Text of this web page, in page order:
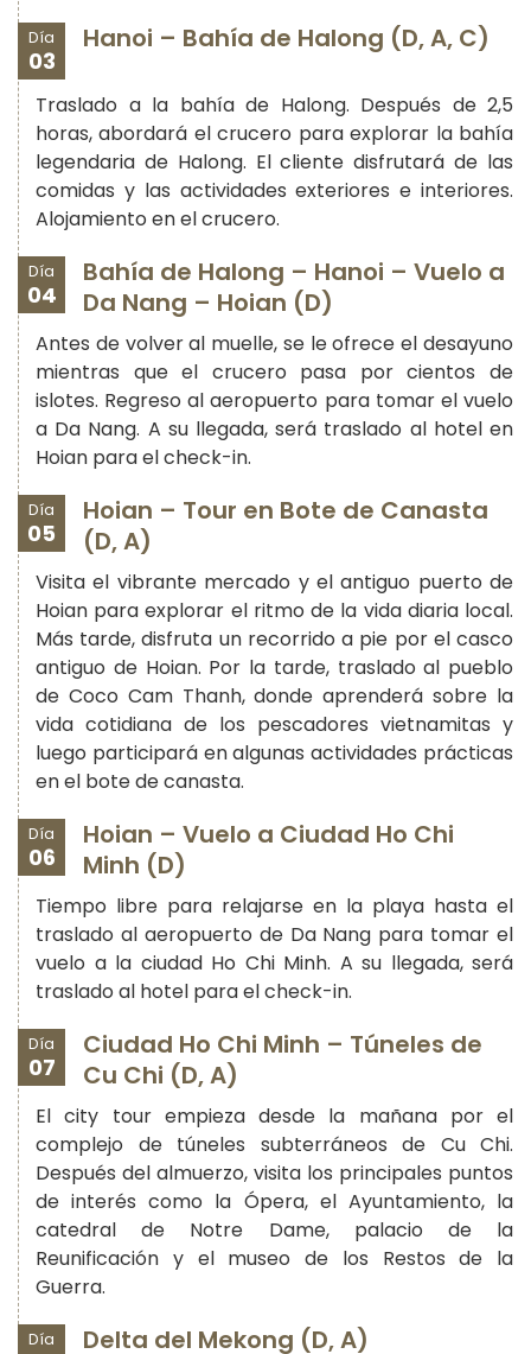
Día
03
Hanoi – Bahía de Halong (D, A, C)
Traslado a la bahía de Halong. Después de 2,5
horas, abordará el crucero para explorar la bahía
legendaria de Halong. El cliente disfrutará de las
comidas y las actividades exteriores e interiores.
Alojamiento en el crucero.
Día
04
Bahía de Halong – Hanoi – Vuelo a
Da Nang – Hoian (D)
Antes de volver al muelle, se le ofrece el desayuno
mientras que el crucero pasa por cientos de
islotes. Regreso al aeropuerto para tomar el vuelo
a Da Nang. A su llegada, será traslado al hotel en
Hoian para el check-in.
Día
05
Hoian – Tour en Bote de Canasta
(D, A)
Visita el vibrante mercado y el antiguo puerto de
Hoian para explorar el ritmo de la vida diaria local.
Más tarde, disfruta un recorrido a pie por el casco
antiguo de Hoian. Por la tarde, traslado al pueblo
de Coco Cam Thanh, donde aprenderá sobre la
vida cotidiana de los pescadores vietnamitas y
luego participará en algunas actividades prácticas
en el bote de canasta.
Día
06
Hoian – Vuelo a Ciudad Ho Chi
Minh (D)
Tiempo libre para relajarse en la playa hasta el
traslado al aeropuerto de Da Nang para tomar el
vuelo a la ciudad Ho Chi Minh. A su llegada, será
traslado al hotel para el check-in.
Día
07
Ciudad Ho Chi Minh – Túneles de
Cu Chi (D, A)
El city tour empieza desde la mañana por el
complejo de túneles subterráneos de Cu Chi.
Después del almuerzo, visita los principales puntos
de interés como la Ópera, el Ayuntamiento, la
catedral de Notre Dame, palacio de la
Reunificación y el museo de los Restos de la
Guerra.
Día Delta del Mekong (D, A)